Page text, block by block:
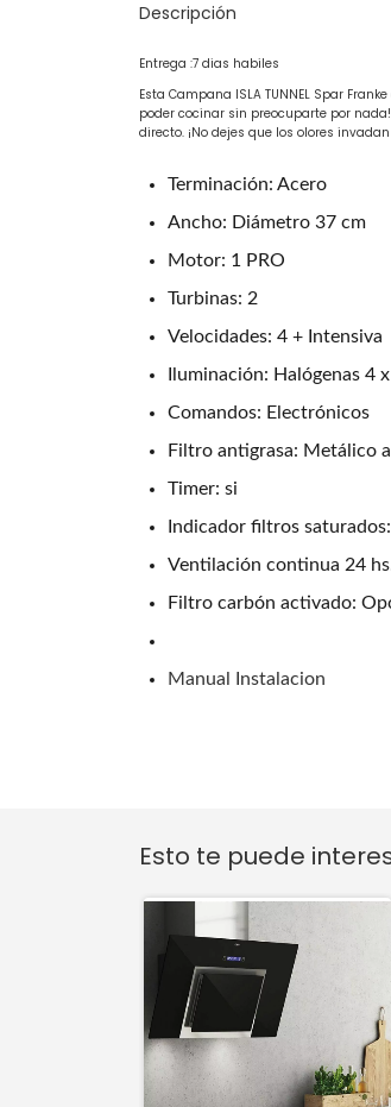
Descripción
Entrega :7 dias habiles
Esta Campana ISLA TUNNEL Spar
poder cocinar sin preocuparte por
directo. ¡No dejes que los olores
Terminación: Acero
Ancho: Diámetro 37 cm
Motor: 1 PRO
Turbinas: 2
Velocidades: 4 + Intensiva
Iluminación: Halógenas 4
Comandos: Electrónicos
Filtro antigrasa: Metálico
Timer: si
Indicador filtros
Ventilación continua 24
Filtro carbón activado:
Manual Instalacion
Esto te puede